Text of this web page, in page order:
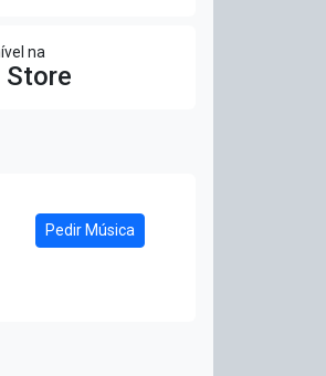
na
Store
Pedir Música